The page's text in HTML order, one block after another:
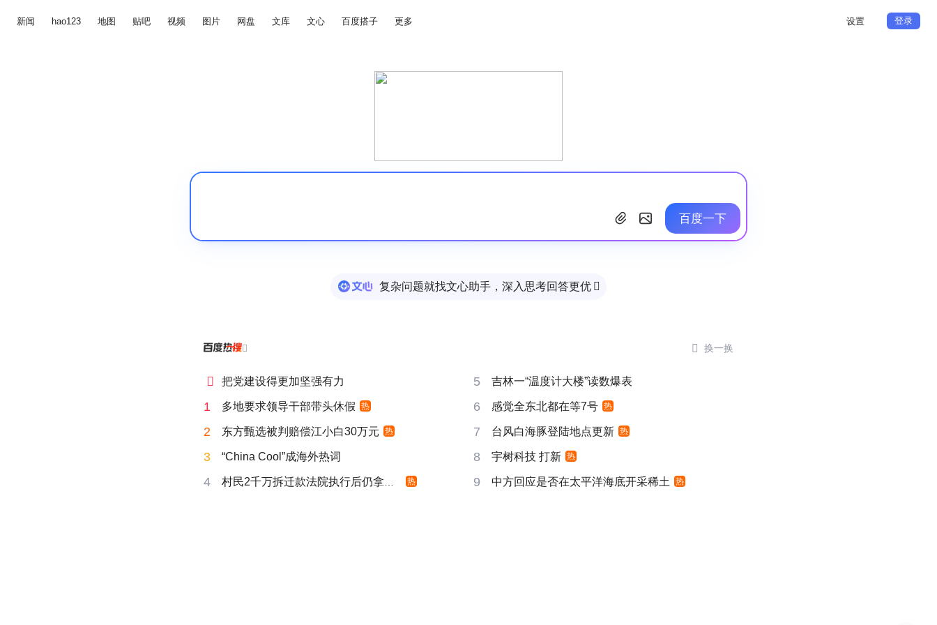
新闻 hao123 地图 贴吧 视频 图片 网盘 文库 文心 百度搭子 更多 设置 登录
百度一下
复杂问题就找文心助手，深入思考回答更优 
  换一换
 把党建设得更加坚强有力 5 吉林一“温度计大楼”读数爆表
1 多地要求领导干部带头休假 热 6 感觉全东北都在等7号 热
2 东方甄选被判赔偿江小白30万元 热 7 台风白海豚登陆地点更新 热
3 “China Cool”成海外热词 8 宇树科技 打新 热
4 村民2千万拆迁款法院执行后仍拿不到 热 9 中方回应是否在太平洋海底开采稀土 热